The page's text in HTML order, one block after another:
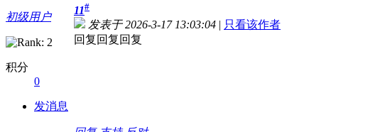
初级用户
积分
0
发消息
11#
发表于 2026-3-17 13:03:04 | 只看该作者
回复回复回复